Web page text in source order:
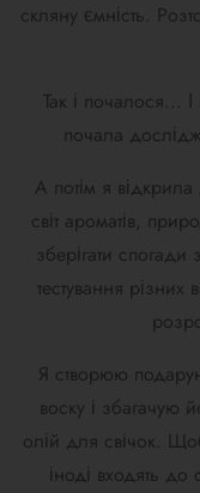
скляну ємність.
Так і почалося...
почала
А потім я
світ ароматів,
зберігати
тестування різних
Я створюю
воску і збагачую
олій для свічок.
іноді входять до